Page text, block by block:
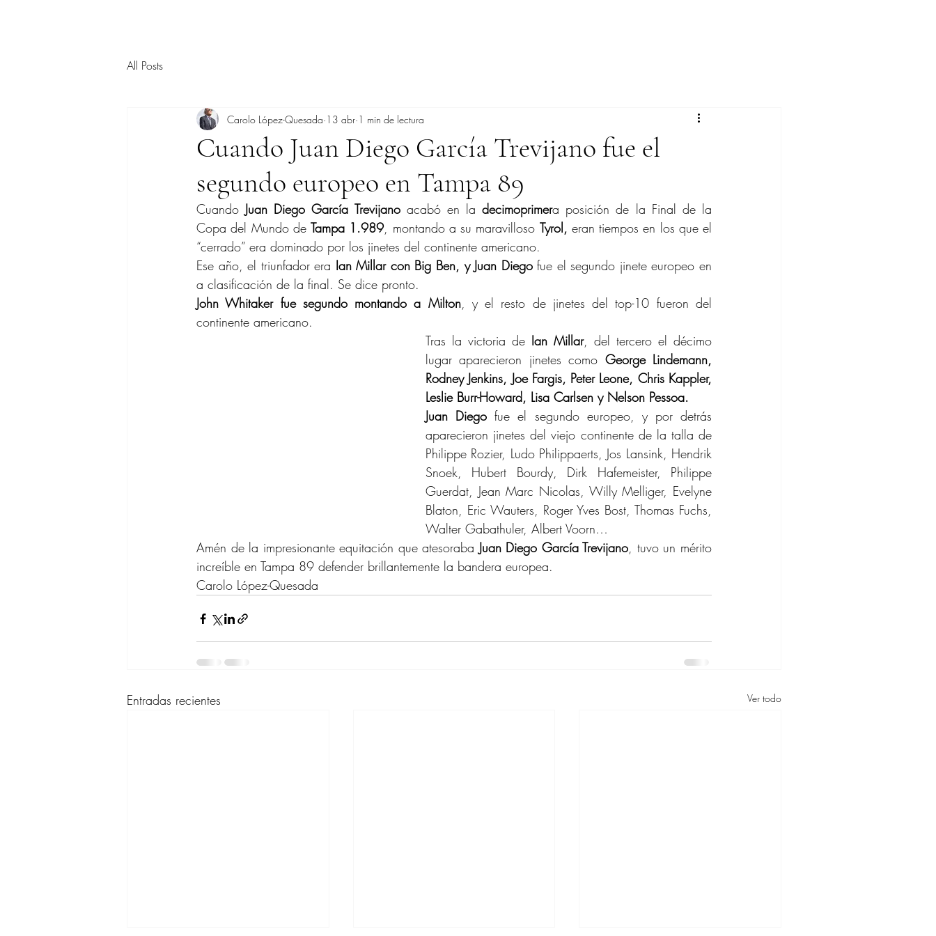
All Posts
Cuando Juan Diego García Trevijano fue el
segundo europeo en Tampa 89
Carolo López-Quesada 13 abr 1 min de lectura
Cuando Juan Diego García Trevijano acabó en la decimoprimera posición de la Final de la
Copa del Mundo de Tampa 1.989, montando a su maravilloso Tyrol, eran tiempos en los que el
“cerrado” era dominado por los jinetes del continente americano.
Ese año, el triunfador era Ian Millar con Big Ben, y Juan Diego fue el segundo jinete europeo en
a clasificación de la final. Se dice pronto.
John Whitaker fue segundo montando a Milton, y el resto de jinetes del top-10 fueron del
continente americano.
Tras la victoria de Ian Millar, del tercero el décimo
lugar aparecieron jinetes como George Lindemann,
Rodney Jenkins, Joe Fargis, Peter Leone, Chris Kappler,
Leslie Burr-Howard, Lisa Carlsen y Nelson Pessoa.
Juan Diego fue el segundo europeo, y por detrás
aparecieron jinetes del viejo continente de la talla de
Philippe Rozier, Ludo Philippaerts, Jos Lansink, Hendrik
Snoek, Hubert Bourdy, Dirk Hafemeister, Philippe
Guerdat, Jean Marc Nicolas, Willy Melliger, Evelyne
Blaton, Eric Wauters, Roger Yves Bost, Thomas Fuchs,
Walter Gabathuler, Albert Voorn…
Amén de la impresionante equitación que atesoraba Juan Diego García Trevijano, tuvo un mérito
increíble en Tampa 89 defender brillantemente la bandera europea.
Carolo López-Quesada
Entradas recientes Ver todo